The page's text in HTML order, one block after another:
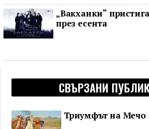
„Вакханки“
през есента
СВЪРЗАНИ
Триумфът на Мечо